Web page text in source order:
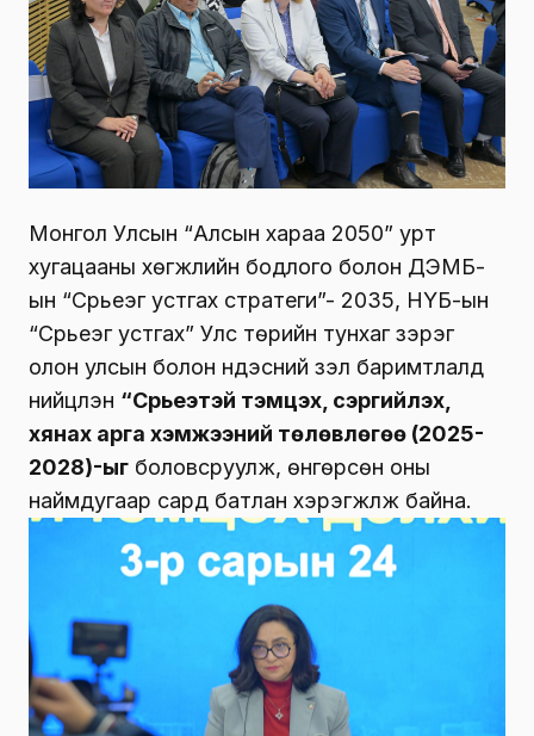
Монгол Улсын “Алсын хараа 2050” урт
хугацааны хөгжлийн бодлого болон ДЭМБ-
ын “Сүрьеэг устгах стратеги”- 2035, НҮБ-ын
“Сүрьеэг устгах” Улс төрийн тунхаг зэрэг
олон улсын болон үндэсний үзэл баримтлалд
нийцүүлэн “Сүрьеэтэй тэмцэх, сэргийлэх,
хянах арга хэмжээний төлөвлөгөө (2025-
2028)-ыг боловсруулж, өнгөрсөн оны
наймдугаар сард батлан хэрэгжүүлж байна.